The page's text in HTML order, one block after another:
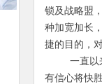
锁及战略盟
种加宽加长
捷的目的，
一直以来
有信心将快